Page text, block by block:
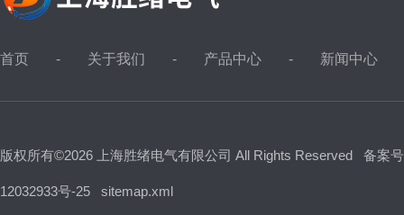
首页 关于我们 产品中心 新闻中心
版权所有©2026 上海胜绪电气有限公司 All Rights Reserved 备案
12032933号-25 sitemap.xml